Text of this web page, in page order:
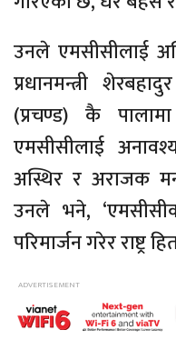
उनले एमसीसीलाई
प्रधानमन्त्री
(प्रचण्ड) कै
एमसीसीलाई
अस्थिर र अराजक
उनले भने,
परिमार्जन गरेर राष्ट्र